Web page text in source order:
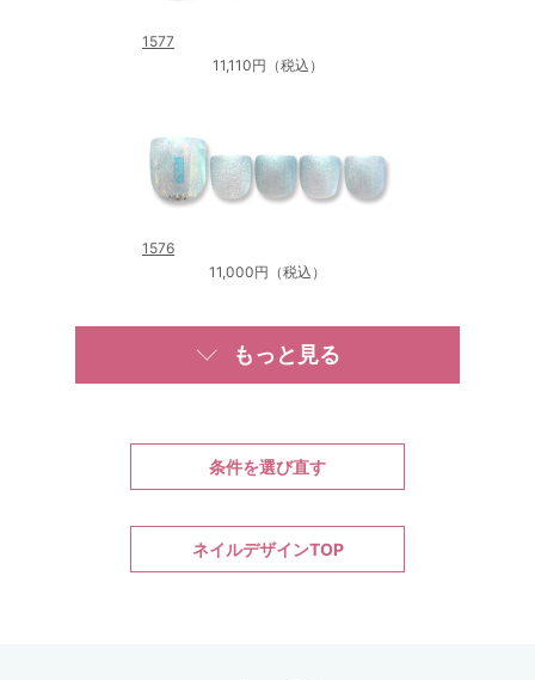
1577
11,110円（税込）
1576
11,000円（税込）
もっと見る
条件を選び直す
ネイルデザインTOP